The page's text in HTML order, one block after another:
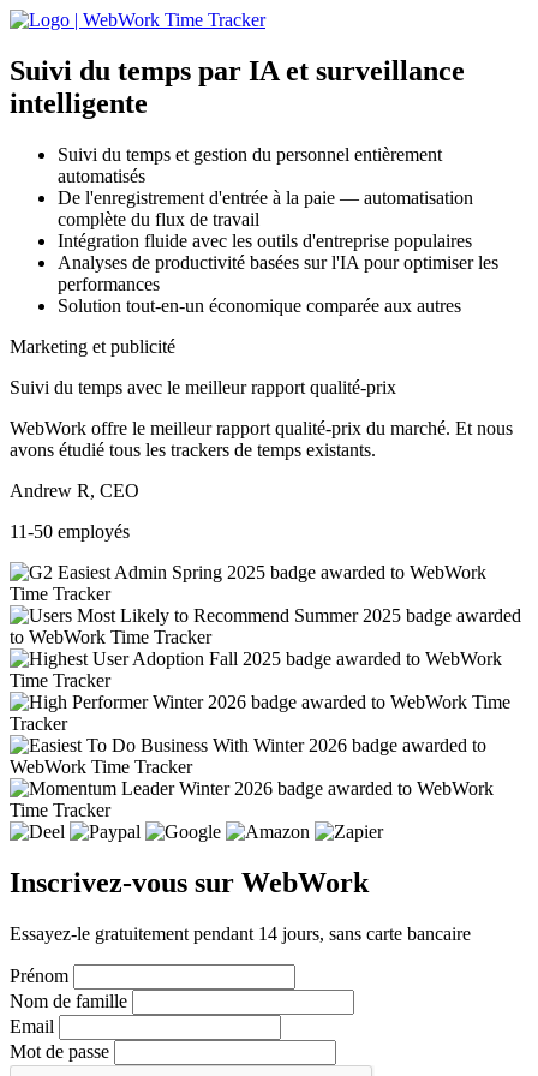
Suivi du temps par IA et surveillance
intelligente
Suivi du temps et gestion du personnel entièrement
automatisés
De l'enregistrement d'entrée à la paie — automatisation
complète du flux de travail
Intégration fluide avec les outils d'entreprise populaires
Analyses de productivité basées sur l'IA pour optimiser les
performances
Solution tout-en-un économique comparée aux autres
Marketing et publicité
Suivi du temps avec le meilleur rapport qualité-prix
WebWork offre le meilleur rapport qualité-prix du marché. Et nous
avons étudié tous les trackers de temps existants.
Andrew R, CEO
11-50 employés
Inscrivez-vous sur WebWork
Essayez-le gratuitement pendant 14 jours, sans carte bancaire
Prénom
Nom de famille
Email
Mot de passe